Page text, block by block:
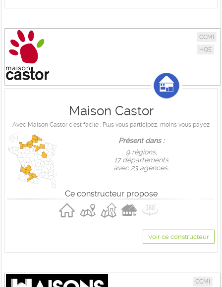
CCMI
HQE
Maison Castor
Avec Maison Castor c’est facile : Plus vous participez, moins vous payez
Présent dans :
9 règions,
17 départements
avec 23 agences.
Ce constructeur propose
Voir ce constructeur
CCMI